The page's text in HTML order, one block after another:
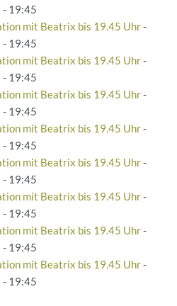
19:45
mit Beatrix bis 19.45 Uhr-
19:45
mit Beatrix bis 19.45 Uhr-
19:45
mit Beatrix bis 19.45 Uhr-
19:45
mit Beatrix bis 19.45 Uhr-
19:45
mit Beatrix bis 19.45 Uhr-
19:45
mit Beatrix bis 19.45 Uhr-
19:45
mit Beatrix bis 19.45 Uhr-
19:45
mit Beatrix bis 19.45 Uhr-
19:45